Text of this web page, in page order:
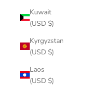
Kuwait
(USD $)
Kyrgyzstan
(USD $)
Laos
(USD $)